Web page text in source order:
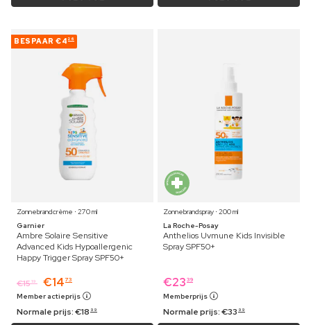
BESPAAR €4 26
Zonnebrandcrème ⋅ 270 ml
Garnier
Ambre Solaire Sensitive
Advanced Kids Hypoallergenic
Happy Trigger Spray SPF50+
€1519 €14 73
Member actieprijs
Normale prijs:€18 99
Zonnebrandspray ⋅ 200 ml
La Roche-Posay
Anthelios Uvmune Kids Invisible
Spray SPF50+
€23 39
Memberprijs
Normale prijs:€33 99